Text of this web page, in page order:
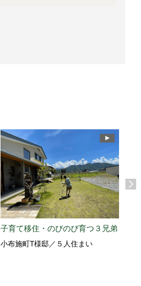
子育て移住・のびのび育つ３兄弟
小布施町T様邸／５人住まい